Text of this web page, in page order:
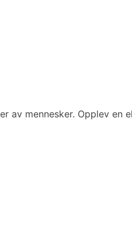
mennesker. Opplev en